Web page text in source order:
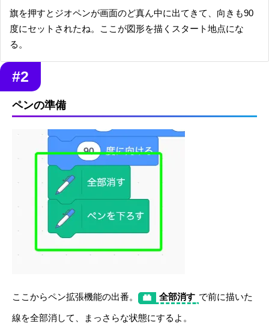
旗を押すとジオペンが画面のど真ん中に出てきて、向きも90
度にセットされたね。ここが図形を描くスタート地点にな
る。
#2
ペンの準備
ここからペン拡張機能の出番。 全部消す で前に描いた
線を全部消して、まっさらな状態にするよ。